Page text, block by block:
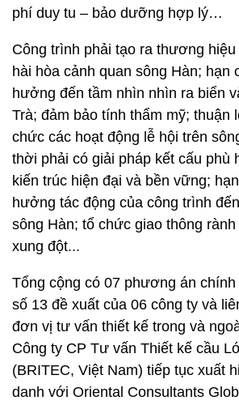
phí duy tu – bảo dưỡng hợp lý…
Công trình phải tạo ra thương
hài hòa cảnh quan sông Hàn; hạn
hưởng đến tầm nhìn nhìn ra biển
Trà; đảm bảo tính thẩm mỹ; thuận
chức các hoạt động lễ hội trên
thời phải có giải pháp kết cấu phù
kiến trúc hiện đại và bền vững;
hưởng tác động của công trình
sông Hàn; tổ chức giao thông
xung đột...
Tổng cộng có 07 phương án
số 13 đề xuất của 06 công ty và
đơn vị tư vấn thiết kế trong và
Công ty CP Tư vấn Thiết kế cầu
(BRITEC, Việt Nam) tiếp tục xuất
danh với Oriental Consultants